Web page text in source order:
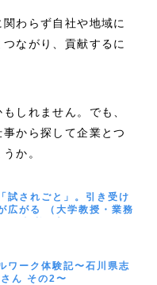
わらず自社や地域に
ながり、貢献するに
しれません。でも、
から探して企業とつ
か。
試されごと」。引き受け
広がる （大学教授・業務
ワーク体験記〜石川県志
ん その2〜